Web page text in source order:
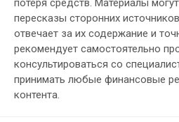
потеря средств. Материалы
пересказы сторонних
отвечает за их содержание и
рекомендует самостоятельно
консультироваться со
принимать любые финансовые
контента.